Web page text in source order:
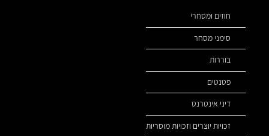
חוזים ומסחרי
סימני מסחר
בוררות
פטנטים
דיני אינטרנט
זכויות יוצרים וזכויות מוסריות